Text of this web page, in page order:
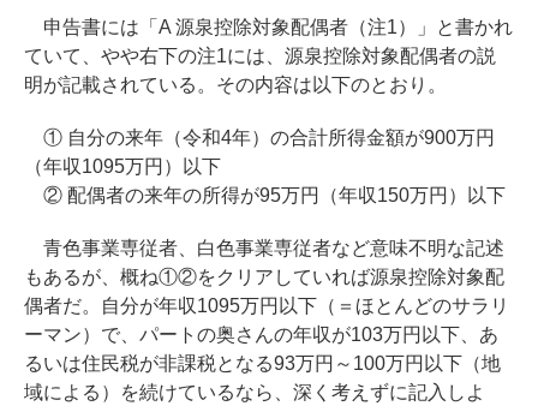
申告書には「A 源泉控除対象配偶者（注1）」と書かれ
ていて、やや右下の注1には、源泉控除対象配偶者の説
明が記載されている。その内容は以下のとおり。
① 自分の来年（令和4年）の合計所得金額が900万円
（年収1095万円）以下
② 配偶者の来年の所得が95万円（年収150万円）以下
青色事業専従者、白色事業専従者など意味不明な記述
もあるが、概ね①②をクリアしていれば源泉控除対象配
偶者だ。自分が年収1095万円以下（＝ほとんどのサラリ
ーマン）で、パートの奥さんの年収が103万円以下、あ
るいは住民税が非課税となる93万円～100万円以下（地
域による）を続けているなら、深く考えずに記入しよ